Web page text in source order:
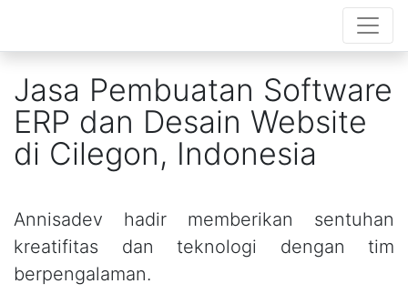
Jasa Pembuatan Software
ERP dan Desain Website
di Cilegon, Indonesia
Annisadev hadir memberikan sentuhan
kreatifitas dan teknologi dengan tim
berpengalaman.